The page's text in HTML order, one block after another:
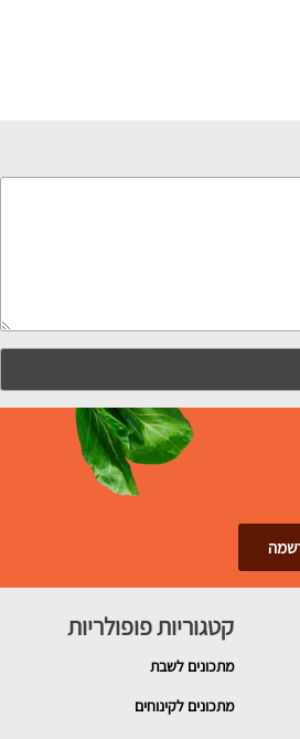
קטגוריות פופולריות
מתכונים לשבת
מתכונים לקינוחים